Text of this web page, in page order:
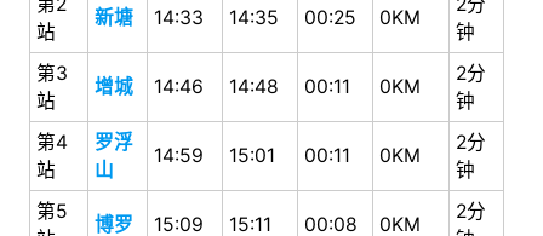
站
新塘 14:33 14:35 00:25 0KM
钟
第3
站
增城 14:46 14:48 00:11 0KM
2分
钟
第4
站
罗浮
山
14:59 15:01 00:11 0KM
2分
钟
第5
博罗 15:09 15:11 00:08 0KM
2分